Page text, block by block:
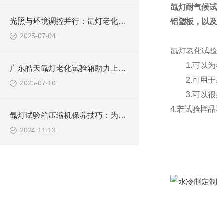
光照与环境调控并行：氙灯老化试验箱工作原理深度剖析
2025-07-04
广东皓天氙灯老化试验箱助力上海车企提升内外饰件耐候品质
2025-07-10
氙灯试验箱压缩机保养技巧：为您延长设备寿命、提升效益
2024-11-13
氙灯耐气候
铝塑板，以
氙灯老化试
1.可以为科
2.可用于新
3.可以很好
4.若试验样